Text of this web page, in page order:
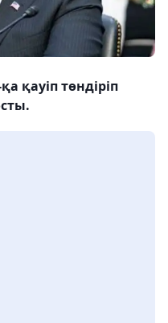
қауіп төндіріп